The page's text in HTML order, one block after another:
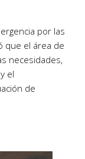
por las
que el área de
necesidades,
el
de